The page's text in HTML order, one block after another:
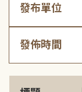
發布單位
發佈時間